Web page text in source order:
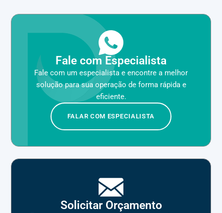
Fale com Especialista
Fale com um especialista e encontre a melhor
solução para sua operação de forma rápida e
eficiente.
FALAR COM ESPECIALISTA
Solicitar Orçamento